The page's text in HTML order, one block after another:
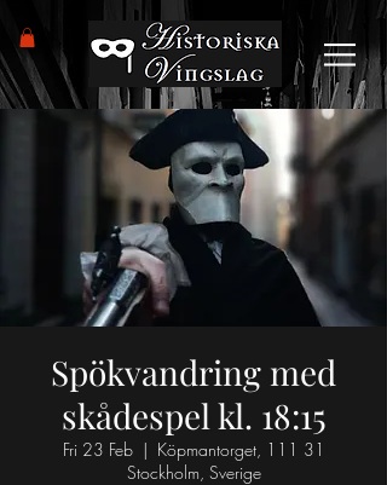
Spökvandring med
skådespel kl. 18:15
Fri 23 Feb
  |
Köpmantorget, 111 31
Stockholm, Sverige